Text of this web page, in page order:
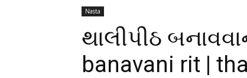
Nasta
થાલીપીઠ
banavani rit |